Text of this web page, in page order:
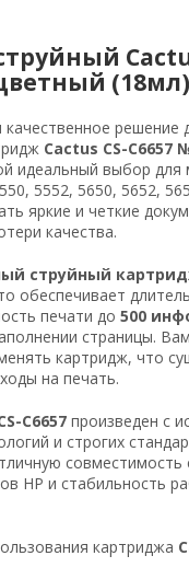
(18мл)
решение
Cactus CS-C6657
идеальный выбор для
5552, 5650, 5652,
яркие и четкие
качества.
струйный
обеспечивает
печати до 500
страницы.
картридж, что
на печать.
C6657 произведен с
и строгих
совместимость
HP и стабильность
картриджа